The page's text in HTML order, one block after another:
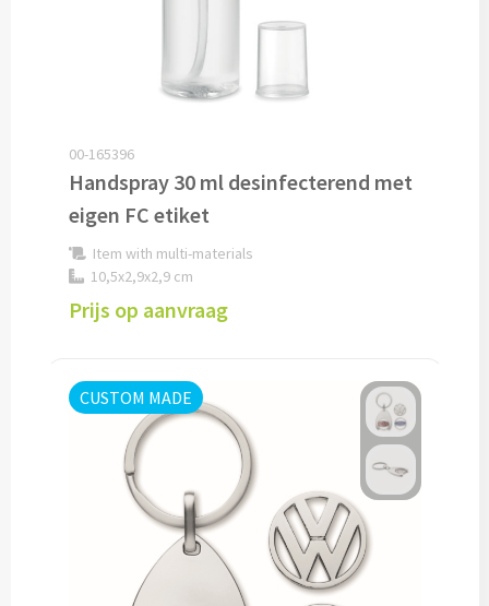
Dubbelwandige glazen bedrukken
Bierglazen bedrukken
Wijnkaraffen bedrukken
Waterkaraffen bedrukken
Alle glazen
Overige drinkwaren
Wijngeschenken bedrukken
Drinksets bedrukken
Cocktailsets bedrukken
Heupflesjes bedrukken
00-165396
Handspray 30 ml desinfecterend met
eigen FC etiket
Item with multi-materials
10,5x2,9x2,9 cm
Prijs op aanvraag
CUSTOM MADE